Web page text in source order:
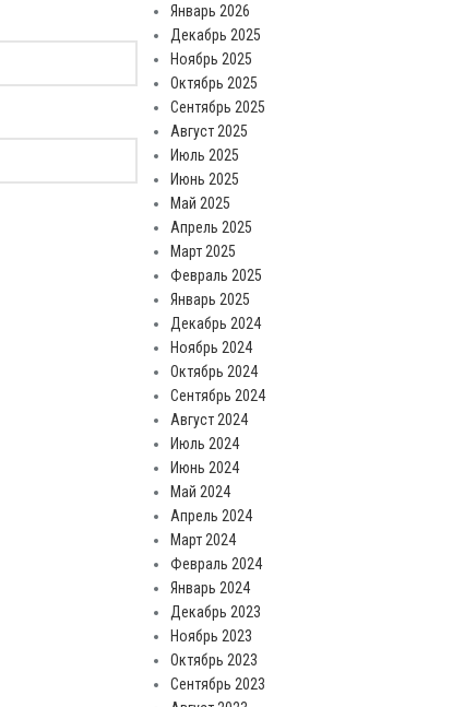
Январь 2026
Декабрь 2025
Ноябрь 2025
Октябрь 2025
Сентябрь 2025
Август 2025
Июль 2025
Июнь 2025
Май 2025
Апрель 2025
Март 2025
Февраль 2025
Январь 2025
Декабрь 2024
Ноябрь 2024
Октябрь 2024
Сентябрь 2024
Август 2024
Июль 2024
Июнь 2024
Май 2024
Апрель 2024
Март 2024
Февраль 2024
Январь 2024
Декабрь 2023
Ноябрь 2023
Октябрь 2023
Сентябрь 2023